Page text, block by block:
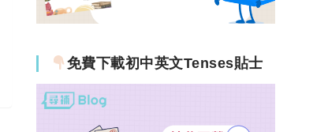
免費下載初中英文Tenses貼士